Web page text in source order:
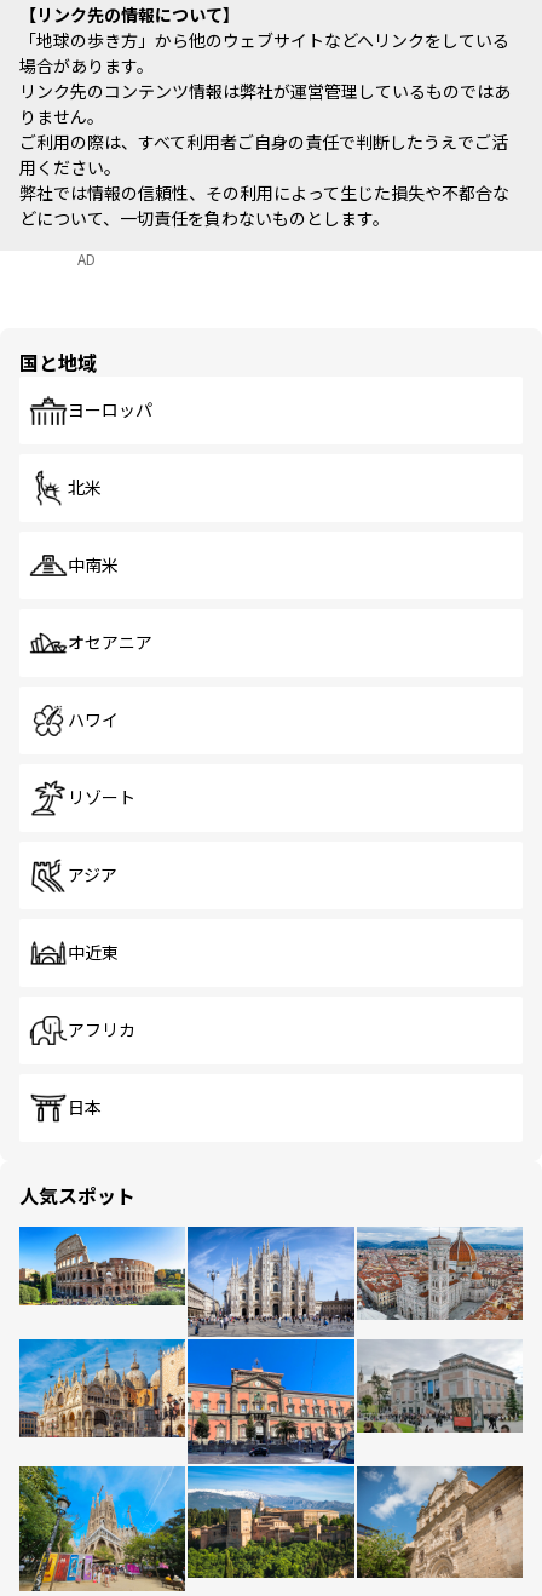
リンク先の情報について
「地球の歩き方」から他のウェブサイトなどへリンクをしている
場合があります。
リンク先のコンテンツ情報は弊社が運営管理しているものではあ
りません。
ご利用の際は、すべて利用者ご自身の責任で判断したうえでご活
用ください。
弊社では情報の信頼性、その利用によって生じた損失や不都合な
どについて、一切責任を負わないものとします。
AD
国と地域
ヨーロッパ
北米
中南米
オセアニア
ハワイ
リゾート
アジア
中近東
アフリカ
日本
人気スポット